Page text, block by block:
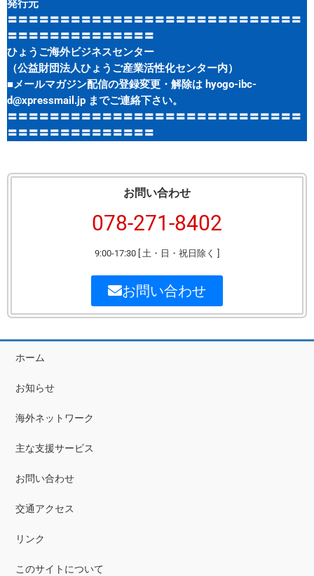
発行元
〓〓〓〓〓〓〓〓〓〓〓〓〓〓〓〓〓〓〓〓〓〓〓〓〓〓〓〓
〓〓〓〓〓〓〓〓〓〓〓〓〓〓
ひょうご海外ビジネスセンター
（公益財団法人ひょうご産業活性化センター内）
■メールマガジン配信の登録変更・解除は hyogo-ibc-
d@xpressmail.jp までご連絡下さい。
〓〓〓〓〓〓〓〓〓〓〓〓〓〓〓〓〓〓〓〓〓〓〓〓〓〓〓〓
〓〓〓〓〓〓〓〓〓〓〓〓〓〓
お問い合わせ
078-271-8402
9:00-17:30 [ 土・日・祝日除く ]
お問い合わせ
ホーム
お知らせ
海外ネットワーク
主な支援サービス
お問い合わせ
交通アクセス
リンク
このサイトについて